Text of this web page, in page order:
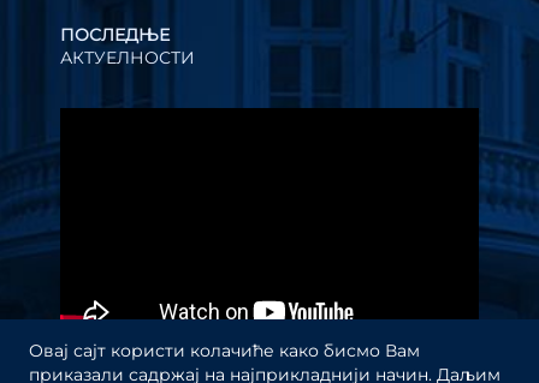
ПОСЛЕДЊЕ
АКТУЕЛНОСТИ
видео
Овај сајт користи колачиће како бисмо Вам
приказали садржај на најприкладнији начин. Даљим